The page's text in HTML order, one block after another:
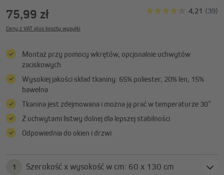
75,99 zł
Ceny z VAT plus koszty wysyłki
Montaż przy pomocy wkrętów, opcjonalnie uchwytów
zaciskowych
Wysokiej jakości skład tkaniny: 65% poliester, 20% len, 15%
bawełna
Tkanina jest zdejmowana i można ją prać w temperaturze 30°
Z uchwytami listwy dolnej dla lepszej stabilności
Odpowiednia do okien i drzwi
1 Szerokość x wysokość w cm: 60 x 130 cm